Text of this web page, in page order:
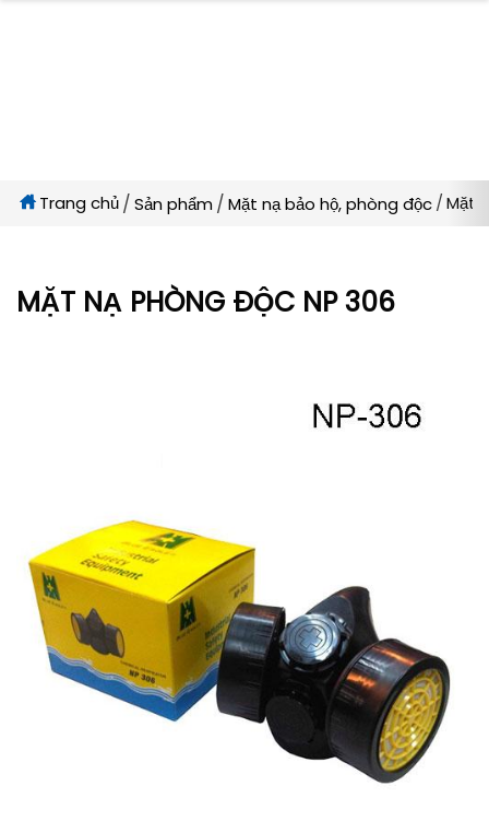
Trang chủ Sản phẩm Mặt nạ bảo hộ, phòng độc Mặt
MẶT NẠ PHÒNG ĐỘC NP 306